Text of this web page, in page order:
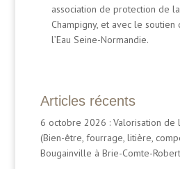
association de protection de
Champigny, et avec le soutien
l’Eau Seine-Normandie.
Articles récents
6 octobre 2026 : Valorisation de
(Bien-être, fourrage, litière,
Bougainville à Brie-Comte-